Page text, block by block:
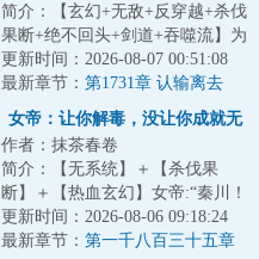
简介：【玄幻+无敌+反穿越+杀伐
果断+绝不回头+剑道+吞噬流】为
了让家族晋升不朽世家，叶楚尘
不惜与魔族女...
更新时间：2026-08-07 00:51:08
最新章节： 第1731章 认输离去
女帝：让你解毒，没让你成就无
上仙帝
作者：抹茶春卷
简介：【无系统】＋【杀伐果
断】＋【热血玄幻】女帝:“秦川！
你是我的！”秦川:“……”少年秦川
惨遭暗算...
更新时间：2026-08-06 09:18:24
最新章节： 第一千八百三十五章